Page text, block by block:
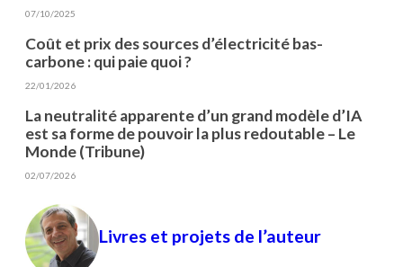
07/10/2025
Coût et prix des sources d’électricité bas-
carbone : qui paie quoi ?
22/01/2026
La neutralité apparente d’un grand modèle d’IA
est sa forme de pouvoir la plus redoutable – Le
Monde (Tribune)
02/07/2026
Livres et projets de l’auteur